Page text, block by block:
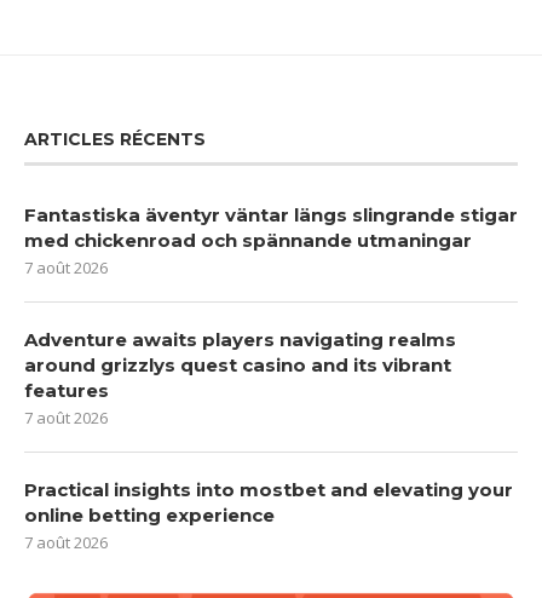
ARTICLES RÉCENTS
Fantastiska äventyr väntar längs slingrande stigar
med chickenroad och spännande utmaningar
7 août 2026
Adventure awaits players navigating realms
around grizzlys quest casino and its vibrant
features
7 août 2026
Practical insights into mostbet and elevating your
online betting experience
7 août 2026